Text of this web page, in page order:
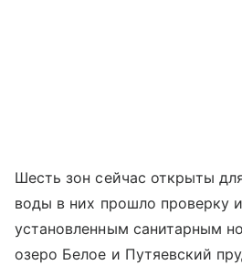
Шесть зон сейчас открыты
воды в них прошло проверку
установленным санитарным
озеро Белое и Путяевский